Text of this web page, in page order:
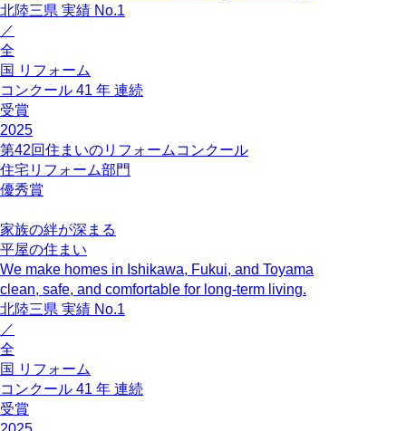
北陸三県 実績 No.1
／
全
国 リフォーム
コンクール 41 年 連続
受賞
2025
第42回住まいのリフォームコンクール
住宅リフォーム部門
優秀賞
家族の絆が深まる
平屋の住まい
We make homes in Ishikawa, Fukui, and Toyama
clean, safe, and comfortable for long-term living.
北陸三県 実績 No.1
／
全
国 リフォーム
コンクール 41 年 連続
受賞